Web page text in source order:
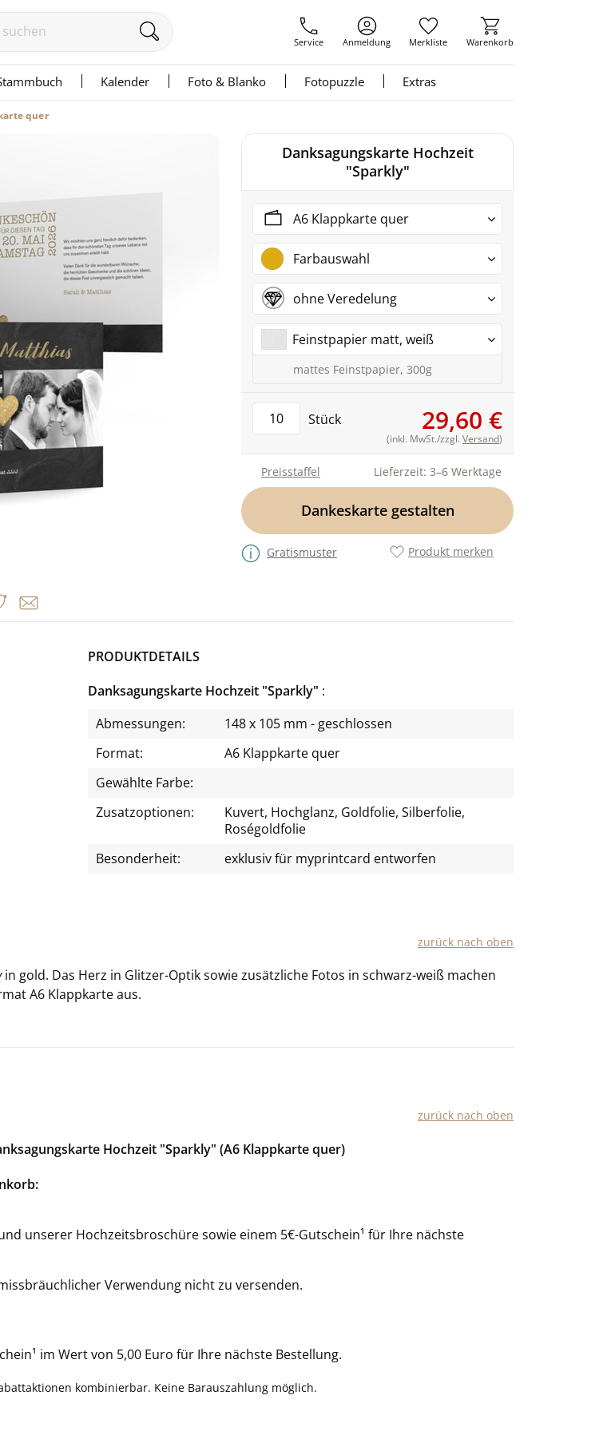
Service Anmeldung Merkliste Warenkorb
Kalender Foto & Blanko Fotopuzzle Extras
quer
Danksagungskarte Hochzeit
"Sparkly"
A6 Klappkarte quer
Farbauswahl
ohne Veredelung
Feinstpapier matt, weiß
mattes Feinstpapier, 300g
Stück 29,60 €
(inkl. MwSt./zzgl. Versand)
Lieferzeit: 3–6 Werktage
Preisstaffel
Dankeskarte gestalten
Produkt merken
Gratismuster
PRODUKTDETAILS
Danksagungskarte Hochzeit "Sparkly"
Abmessungen:
148 x 105 mm - geschlossen
Format:
A6 Klappkarte quer
Gewählte Farbe:
Zusatzoptionen:
Kuvert, Hochglanz, Goldfolie, Silberfolie,
Roségoldfolie
Besonderheit:
exklusiv für myprintcard entworfen
zu­rück nach oben
in gold. Das Herz in Glitzer-​Optik sowie zu­sätz­li­che Fotos in schwarz-​weiß ma­chen
A6 Klapp­kar­te aus.
zurück nach oben
Hochzeit "Sparkly" (A6 Klappkarte quer)
unserer Hochzeitsbroschüre sowie einem 5€-Gutschein¹ für Ihre nächste
Verwendung nicht zu versenden.
im Wert von 5,00 Euro für Ihre nächste Bestellung.
kombinierbar. Keine Barauszahlung möglich.